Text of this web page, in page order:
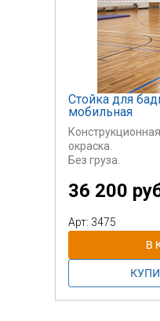
Стойка для
мобильная
окраска.
Без груза.
Стоимость
36 200
Арт: 3475